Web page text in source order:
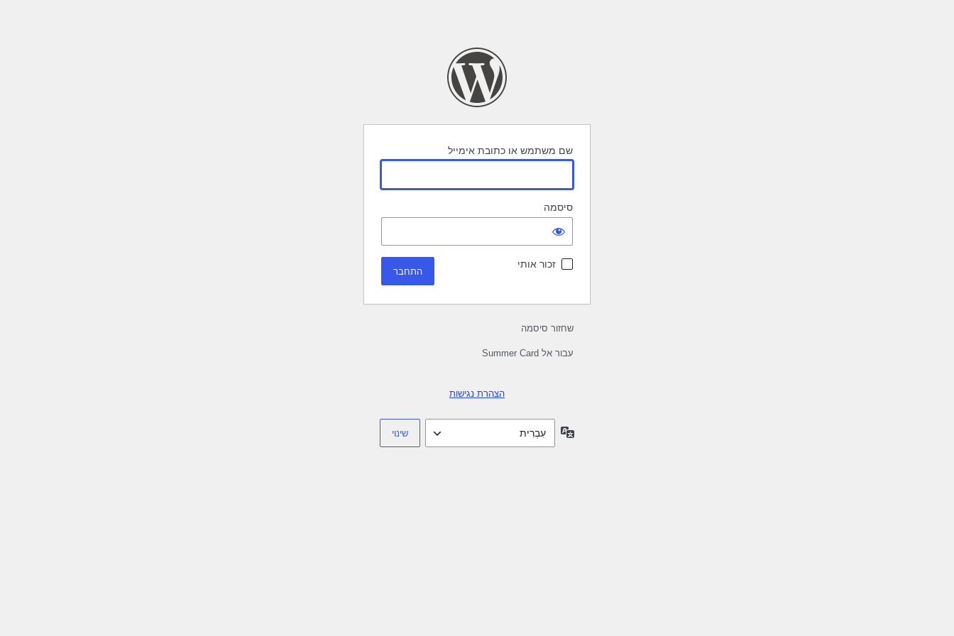
שם משתמש או כתובת אימייל
סיסמה
זכור אותי
שחזור סיסמה
עבור אל Summer Card
הצהרת נגישות
שפה